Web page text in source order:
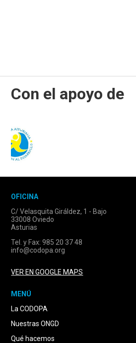
Con el apoyo de
OFICINA
C/ Velasquita Giráldez, 1 - Bajo
33008 Oviedo
Asturias
Tel. y Fax: 985 20 37 48
info@codopa.org
VER EN GOOGLE MAPS
MENÚ
La CODOPA
Nuestras ONGD
Qué hacemos